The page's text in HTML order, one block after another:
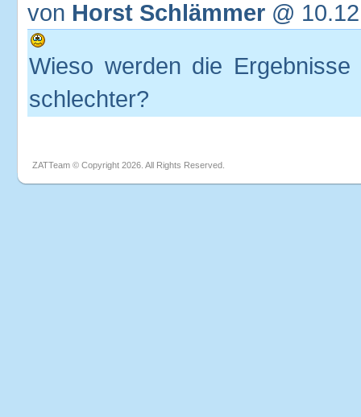
von Horst Schlämmer @
Wieso werden die
schlechter?
ZATTeam © Copyright 2026. All Rights Reserved.